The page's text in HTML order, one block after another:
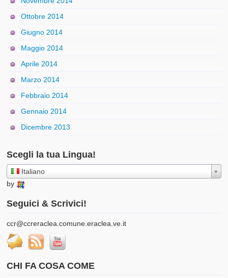
Ottobre 2014
Giugno 2014
Maggio 2014
Aprile 2014
Marzo 2014
Febbraio 2014
Gennaio 2014
Dicembre 2013
Scegli la tua Lingua!
Italiano
by
Seguici & Scrivici!
ccr@ccreraclea.comune.eraclea.ve.it
CHI FA COSA COME